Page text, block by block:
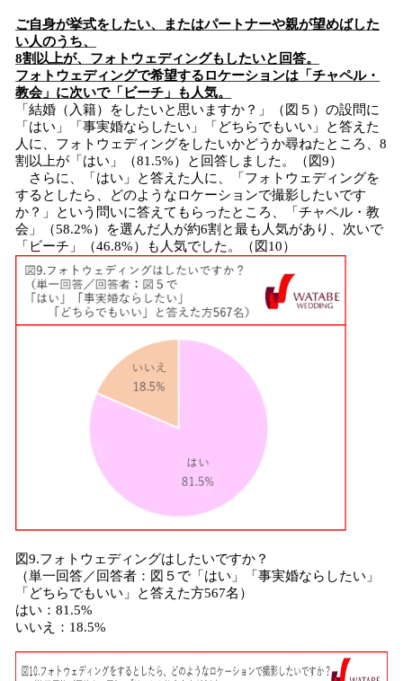
ご自身が挙式をしたい、またはパートナーや親が望めばした
い人のうち、
8割以上が、フォトウェディングもしたいと回答。
フォトウェディングで希望するロケーションは「チャペル・
教会」に次いで「ビーチ」も人気。
「結婚（入籍）をしたいと思いますか？」（図５）の設問に
「はい」「事実婚ならしたい」「どちらでもいい」と答えた
人に、フォトウェディングをしたいかどうか尋ねたところ、8
割以上が「はい」（81.5%）と回答しました。（図9）
さらに、「はい」と答えた人に、「フォトウェディングを
するとしたら、どのようなロケーションで撮影したいです
か？」という問いに答えてもらったところ、「チャペル・教
会」（58.2%）を選んだ人が約6割と最も人気があり、次いで
「ビーチ」（46.8%）も人気でした。（図10）
図9.フォトウェディングはしたいですか？
（単一回答／回答者：図５で「はい」「事実婚ならしたい」
「どちらでもいい」と答えた方567名）
はい：81.5%
いいえ：18.5%